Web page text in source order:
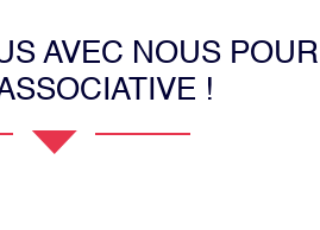
AVEC NOUS POUR
!